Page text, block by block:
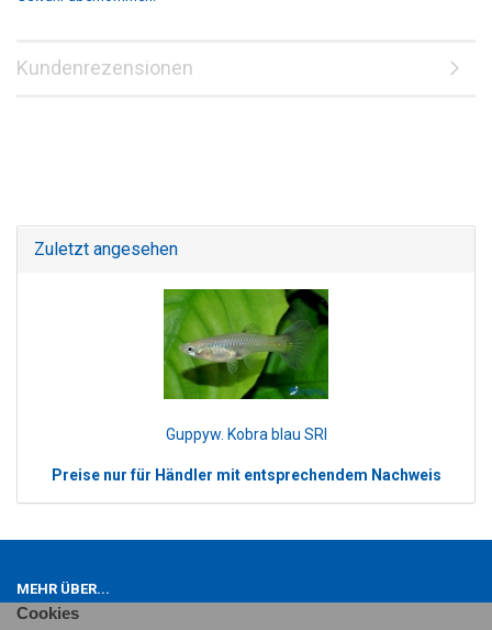
Cookies
Kundenrezensionen
Zuletzt angesehen
Guppyw. Kobra blau SRI
Preise nur für Händler mit entsprechendem Nachweis
MEHR ÜBER...
Impressum